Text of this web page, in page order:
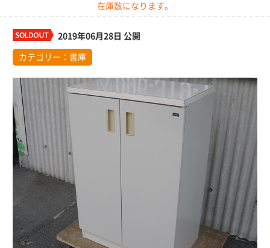
在庫数になります。
2019年06月28日 公開
カテゴリー： 書庫